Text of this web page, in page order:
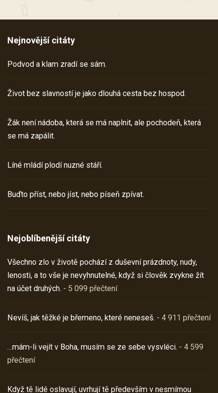
Nejnovější citáty
Podvod a klam zradí se sám.
Život bez slavností je jako dlouhá cesta bez hospod.
Žák není nádoba, která se má naplnit, ale pochodeň, která
se má zapálit.
Líné mládí plodí nuzné stáří.
Buďto příst, nebo jíst, nebo píseň zpívat.
Nejoblíbenější citáty
Všechno zlo v životě pochází z duševní prázdnoty, nudy,
lenosti, a to vše je nevyhnutelné, když si člověk zvykne žít
na účet druhých. - 5 099 přečtení
Nevíš, jak těžké je břemeno, které neneseš. - 4 911 přečtení
…mám-li vejít v Boha, musím se ze sebe vysvléci. - 4 599
přečtení
Když tě lidé oslavují, uvrhují tě především v nesmírnou